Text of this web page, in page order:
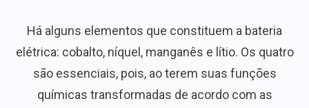
Há alguns elementos que constituem a bateria
elétrica: cobalto, níquel, manganês e lítio. Os quatro
são essenciais, pois, ao terem suas funções
químicas transformadas de acordo com as